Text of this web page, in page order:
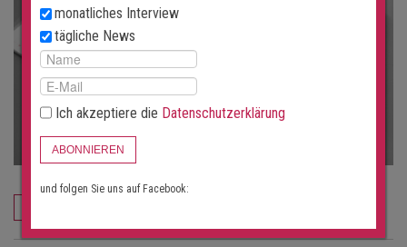
monatliches Interview
tägliche News
Ich akzeptiere die Datenschutzerklärung
ABONNIEREN
und folgen Sie uns auf Facebook: